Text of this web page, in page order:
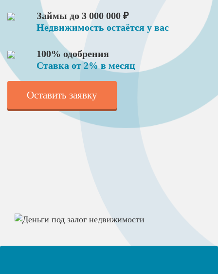
Займы до 3 000 000 ₽
Недвижимость остаётся у вас
100% одобрения
Ставка от 2% в месяц
Оставить заявку